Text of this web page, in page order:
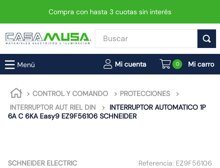
Compra con hasta 3 cuotas sin interés
Buscar
0
CONTROL Y COMANDO
PROTECCIONES
INTERRUPTOR AUT RIEL DIN
INTERRUPTOR AUTOMATICO 1P
6A C 6KA Easy9 EZ9F56106 SCHNEIDER
SCHNEIDER ELECTRIC Referencia: EZ9F56106
TÉRMINOS MÁS BUSCADOS
1.
enchufe
.
interruptor
3.
luminaria vial led neo
foco